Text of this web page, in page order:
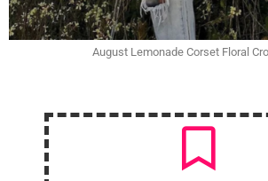
August Lemonade Corset Floral